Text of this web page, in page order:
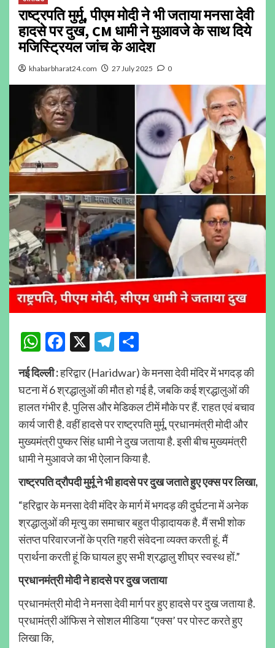
राष्ट्रपति मुर्मू, पीएम मोदी ने भी जताया मनसा देवी
हादसे पर दुख, CM धामी ने मुआवजे के साथ दिये
मजिस्ट्रियल जांच के आदेश
khabarbharat24.com 27 July 2025 0
WhatsApp
Facebook
X Telegram
नई दिल्ली:हरिद्वार (Haridwar) के मनसा देवी मंदिर में भगदड़ की
घटना में 6 श्रद्धालुओं की मौत हो गई है, जबकि कई श्रद्धालुओं की
हालत गंभीर है. पुलिस और मेडिकल टीमें मौके पर हैं. राहत एवं बचाव
कार्य जारी है. वहीं हादसे पर राष्ट्रपति मुर्मू, प्रधानमंत्री मोदी और
मुख्यमंत्री पुष्कर सिंह धामी ने दुख जताया है. इसी बीच मुख्यमंत्री
धामी ने मुआवजे का भी ऐलान किया है.
राष्ट्रपतिद्रौपदीमुर्मूनेभीहादसेपरदुखजतातेहुएएक्सपरलिखा,
“हरिद्वार के मनसा देवी मंदिर के मार्ग में भगदड़ की दुर्घटना में अनेक
श्रद्धालुओं की मृत्यु का समाचार बहुत पीड़ादायक है. मैं सभी शोक
संतप्त परिवारजनों के प्रति गहरी संवेदना व्यक्त करती हूं. मैं
प्रार्थना करती हूं कि घायल हुए सभी श्रद्धालु शीघ्र स्वस्थ हों.”
प्रधानमंत्री मोदी ने हादसे पर दुख जताया
प्रधानमंत्री मोदी ने मनसा देवी मार्ग पर हुए हादसे पर दुख जताया है.
प्रधामंत्री ऑफिस ने सोशल मीडिया “एक्स’ पर पोस्ट करते हुए
लिखा कि,